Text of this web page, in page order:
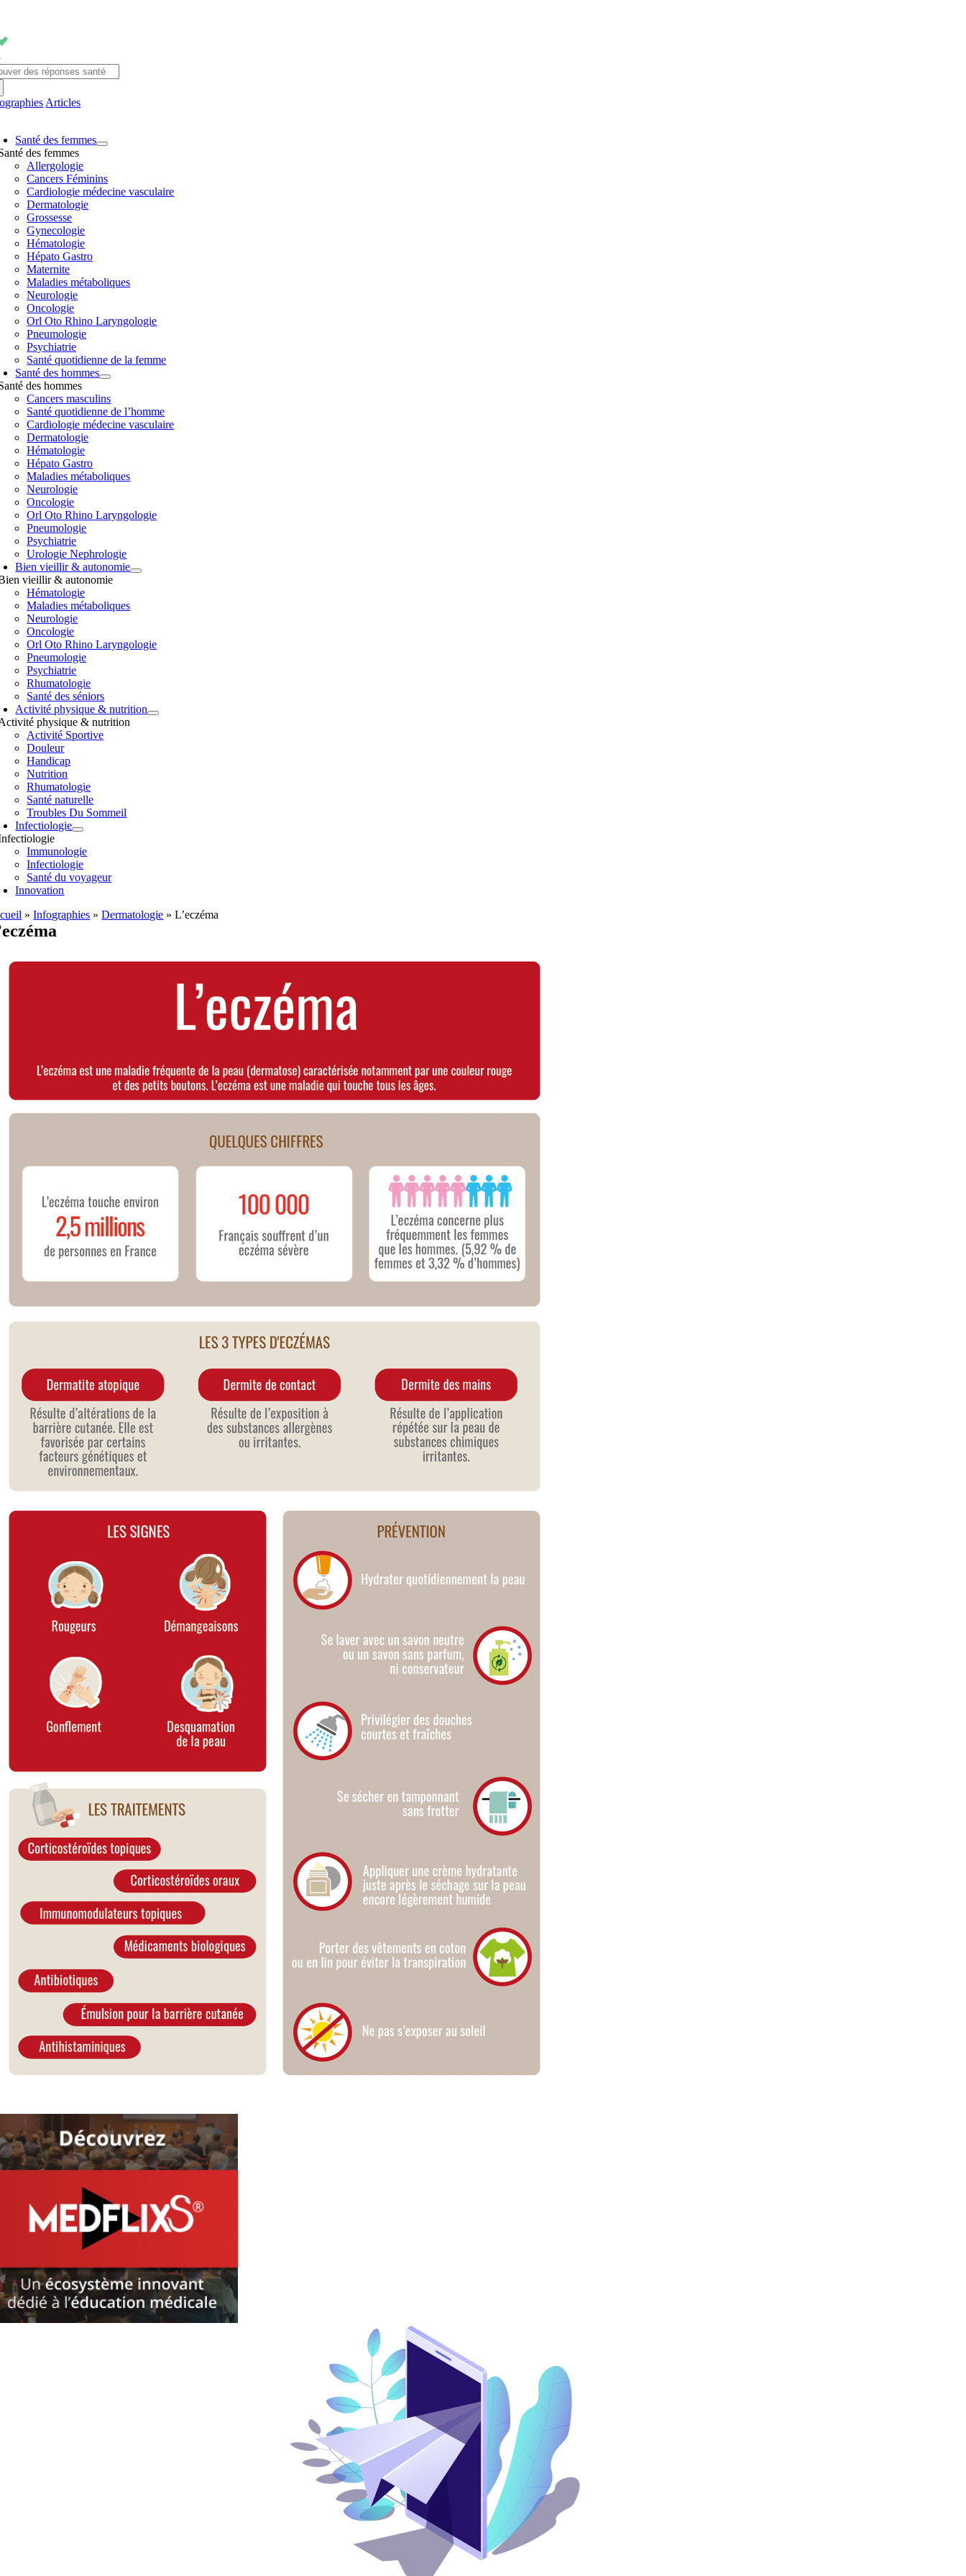
contenu
Articles
Santé des femmes
des femmes
Allergologie
Cancers Féminins
Cardiologie médecine vasculaire
Dermatologie
Grossesse
Gynecologie
Hématologie
Hépato Gastro
Maternite
Maladies métaboliques
Neurologie
Oncologie
Orl Oto Rhino Laryngologie
Pneumologie
Psychiatrie
Santé quotidienne de la femme
Santé des hommes
des hommes
Cancers masculins
Santé quotidienne de l’homme
Cardiologie médecine vasculaire
Dermatologie
Hématologie
Hépato Gastro
Maladies métaboliques
Neurologie
Oncologie
Orl Oto Rhino Laryngologie
Pneumologie
Psychiatrie
Urologie Nephrologie
Bien vieillir & autonomie
vieillir & autonomie
Hématologie
Maladies métaboliques
Neurologie
Oncologie
Orl Oto Rhino Laryngologie
Pneumologie
Psychiatrie
Rhumatologie
Santé des séniors
Activité physique & nutrition
physique & nutrition
Activité Sportive
Douleur
Handicap
Nutrition
Rhumatologie
Santé naturelle
Troubles Du Sommeil
Infectiologie
Immunologie
Infectiologie
Santé du voyageur
Innovation
»Infographies »Dermatologie »L’eczéma